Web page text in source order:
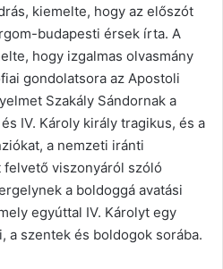
kiemelte, hogy az előszót
budapesti érsek írta. A
hogy izgalmas olvasmány
gondolatsora az Apostoli
Szakály Sándornak a
IV. Károly király tragikus, és a
a nemzeti iránti
viszonyáról szóló
a boldoggá avatási
egyúttal IV. Károlyt egy
a szentek és boldogok sorába.